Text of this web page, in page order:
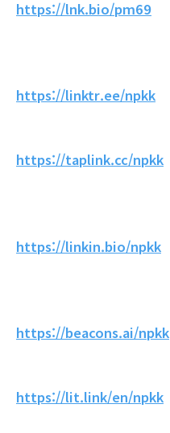
https://lnk.bio/pm69
https://linktr.ee/npkk
https://taplink.cc/npkk
https://linkin.bio/npkk
https://beacons.ai/npkk
https://lit.link/en/npkk